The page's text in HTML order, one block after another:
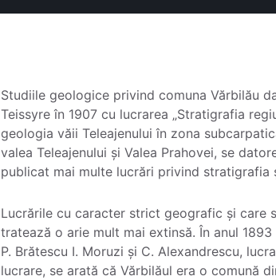
Studiile geologice privind comuna Vărbilău
Teissyre în 1907 cu lucrarea „Stratigrafia
geologia văii Teleajenului în zona
valea Teleajenului și Valea Prahovei, se
publicat mai multe lucrări privind stratigrafia
Lucrările cu caracter strict geografic și care
tratează o arie mult mai extinsă. În anul
P. Brătescu I. Moruzi și C. Alexandrescu,
lucrare, se arată că Vărbilăul era o comună